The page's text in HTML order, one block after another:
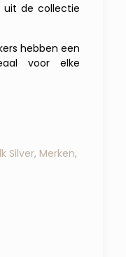
uit de collectie
hebben een
voor elke
Silver, Merken,